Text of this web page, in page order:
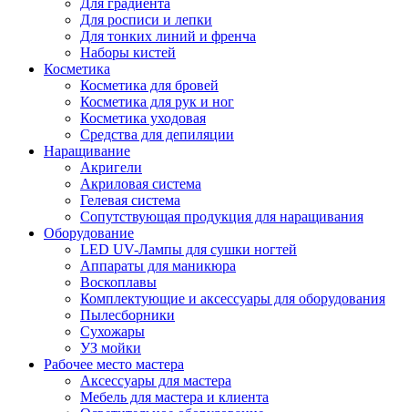
Для градиента
Для росписи и лепки
Для тонких линий и френча
Наборы кистей
Косметика
Косметика для бровей
Косметика для рук и ног
Косметика уходовая
Средства для депиляции
Наращивание
Акригели
Акриловая система
Гелевая система
Сопутствующая продукция для наращивания
Оборудование
LED UV-Лампы для сушки ногтей
Аппараты для маникюра
Воскоплавы
Комплектующие и аксессуары для оборудования
Пылесборники
Сухожары
УЗ мойки
Рабочее место мастера
Аксессуары для мастера
Мебель для мастера и клиента